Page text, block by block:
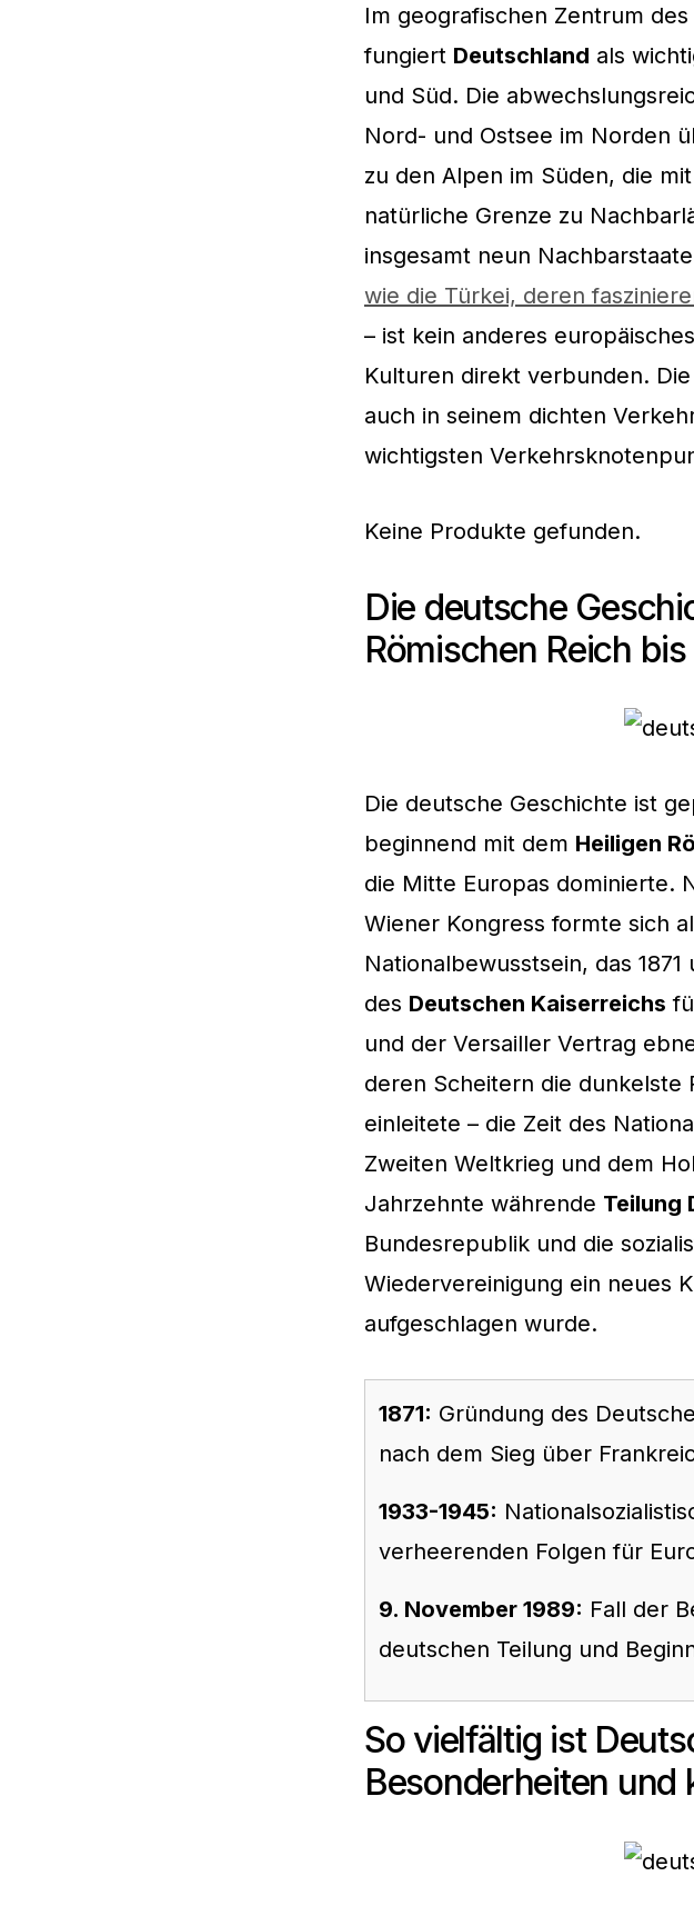
Im geografischen Zentrum
fungiert Deutschland als
und Süd. Die
Nord- und Ostsee im Norden
zu den Alpen im Süden, die
natürliche Grenze zu
insgesamt neun
wie die Türkei, deren
– ist kein anderes
Kulturen direkt verbunden.
auch in seinem dichten
wichtigsten
Keine Produkte gefunden.
Die deutsche
Römischen Reich
Die deutsche Geschichte ist
beginnend mit dem Heiligen
die Mitte Europas dominierte.
Wiener Kongress formte sich
Nationalbewusstsein, das
des Deutschen Kaiserreichs
und der Versailler Vertrag
deren Scheitern die dunkelste
einleitete – die Zeit des
Zweiten Weltkrieg und dem
Jahrzehnte währende Teilung
Bundesrepublik und die
Wiedervereinigung ein neues
aufgeschlagen wurde.
1871: Gründung des
nach dem Sieg über
1933-1945:
verheerenden Folgen für
9. November 1989: Fall der
deutschen Teilung und
So vielfältig ist
Besonderheiten und